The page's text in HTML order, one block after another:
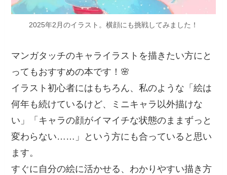
2025年2月のイラスト。横顔にも挑戦してみました！
マンガタッチのキャライラストを描きたい方にと
ってもおすすめの本です！🌸
イラスト初心者にはもちろん、私のような「絵は
何年も続けているけど、ミニキャラ以外描けな
い」「キャラの顔がイマイチな状態のままずっと
変わらない……」という方にも合っていると思い
ます。
すぐに自分の絵に活かせる、わかりやすい描き方